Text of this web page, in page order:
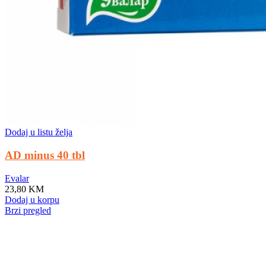
Dodaj u listu želja
AD minus 40 tbl
Evalar
23,80 KM
Dodaj u korpu
Brzi pregled